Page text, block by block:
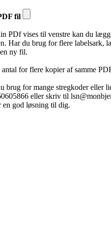
fil
PDf vises til venstre kan du
Har du brug for flere labelsark,
ny fil.
for flere kopier af samme
brug for mange stregkoder eller
eller skriv til
en god løsning til dig.